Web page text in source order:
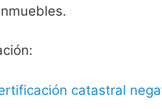
catastral